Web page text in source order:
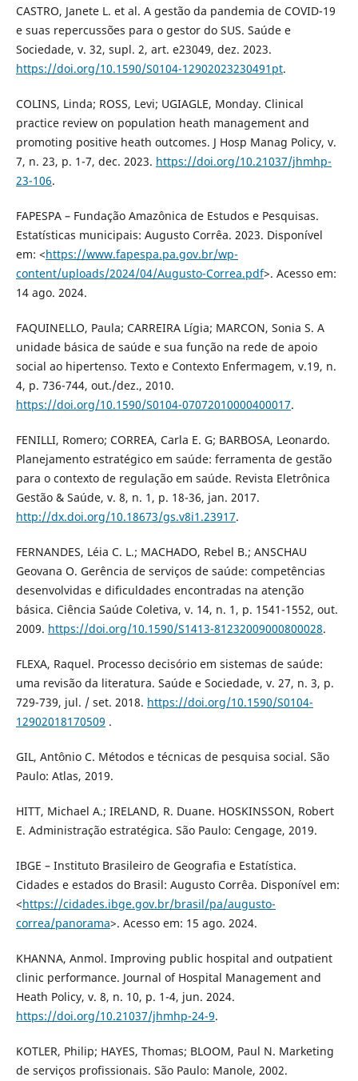
CASTRO, Janete L. et al. A gestão da pandemia de COVID-19
e suas repercussões para o gestor do SUS. Saúde e
Sociedade, v. 32, supl. 2, art. e23049, dez. 2023.
https://doi.org/10.1590/S0104-12902023230491pt.
COLINS, Linda; ROSS, Levi; UGIAGLE, Monday. Clinical
practice review on population heath management and
promoting positive heath outcomes. J Hosp Manag Policy, v.
7, n. 23, p. 1-7, dec. 2023. https://doi.org/10.21037/jhmhp-
23-106.
FAPESPA – Fundação Amazônica de Estudos e Pesquisas.
Estatísticas municipais: Augusto Corrêa. 2023. Disponível
em: <https://www.fapespa.pa.gov.br/wp-
content/uploads/2024/04/Augusto-Correa.pdf>. Acesso em:
14 ago. 2024.
FAQUINELLO, Paula; CARREIRA Lígia; MARCON, Sonia S. A
unidade básica de saúde e sua função na rede de apoio
social ao hipertenso. Texto e Contexto Enfermagem, v.19, n.
4, p. 736-744, out./dez., 2010.
https://doi.org/10.1590/S0104-07072010000400017.
FENILLI, Romero; CORREA, Carla E. G; BARBOSA, Leonardo.
Planejamento estratégico em saúde: ferramenta de gestão
para o contexto de regulação em saúde. Revista Eletrônica
Gestão & Saúde, v. 8, n. 1, p. 18-36, jan. 2017.
http://dx.doi.org/10.18673/gs.v8i1.23917.
FERNANDES, Léia C. L.; MACHADO, Rebel B.; ANSCHAU
Geovana O. Gerência de serviços de saúde: competências
desenvolvidas e dificuldades encontradas na atenção
básica. Ciência Saúde Coletiva, v. 14, n. 1, p. 1541-1552, out.
2009. https://doi.org/10.1590/S1413-81232009000800028.
FLEXA, Raquel. Processo decisório em sistemas de saúde:
uma revisão da literatura. Saúde e Sociedade, v. 27, n. 3, p.
729-739, jul. / set. 2018. https://doi.org/10.1590/S0104-
12902018170509 .
GIL, Antônio C. Métodos e técnicas de pesquisa social. São
Paulo: Atlas, 2019.
HITT, Michael A.; IRELAND, R. Duane. HOSKINSSON, Robert
E. Administração estratégica. São Paulo: Cengage, 2019.
IBGE – Instituto Brasileiro de Geografia e Estatística.
Cidades e estados do Brasil: Augusto Corrêa. Disponível em:
<https://cidades.ibge.gov.br/brasil/pa/augusto-
correa/panorama>. Acesso em: 15 ago. 2024.
KHANNA, Anmol. Improving public hospital and outpatient
clinic performance. Journal of Hospital Management and
Heath Policy, v. 8, n. 10, p. 1-4, jun. 2024.
https://doi.org/10.21037/jhmhp-24-9.
KOTLER, Philip; HAYES, Thomas; BLOOM, Paul N. Marketing
de serviços profissionais. São Paulo: Manole, 2002.